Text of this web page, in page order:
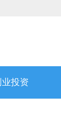
业投资